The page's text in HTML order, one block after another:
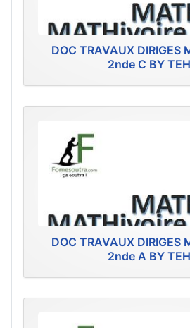
DOC TRAVAUX DIRIGES
2nde C BY
DOC TRAVAUX DIRIGES
2nde A BY